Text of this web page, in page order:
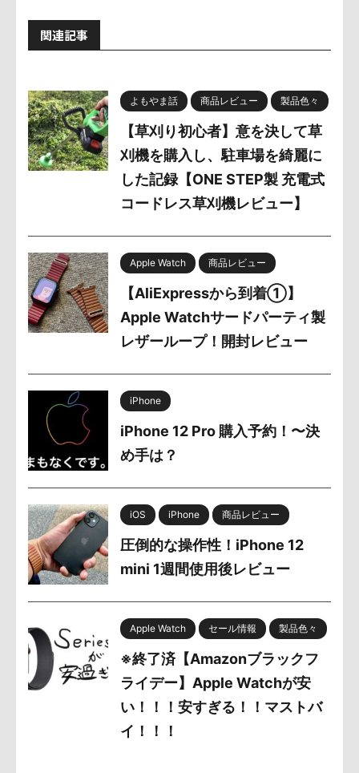
関連記事
よもやま話 商品レビュー 製品色々
【草刈り初心者】意を決して草
刈機を購入し、駐車場を綺麗に
した記録【ONE STEP製 充電式
コードレス草刈機レビュー】
Apple Watch 商品レビュー
【AliExpressから到着①】
Apple Watchサードパーティ製
レザーループ！開封レビュー
iPhone
iPhone 12 Pro 購入予約！〜決
め手は？
iOS iPhone 商品レビュー
圧倒的な操作性！iPhone 12
mini 1週間使用後レビュー
Apple Watch セール情報 製品色々
※終了済【Amazonブラックフ
ライデー】Apple Watchが安
い！！！安すぎる！！マストバ
イ！！！